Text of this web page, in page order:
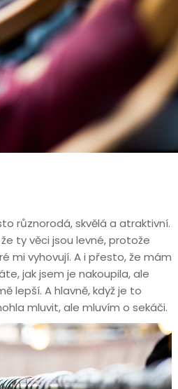
různorodá, skvělá a atraktivní.
ty věci jsou levné, protože
mi vyhovují. A i přesto, že mám
jak jsem je nakoupila, ale
lepší. A hlavně, když je to
mluvit, ale mluvím o sekáči.